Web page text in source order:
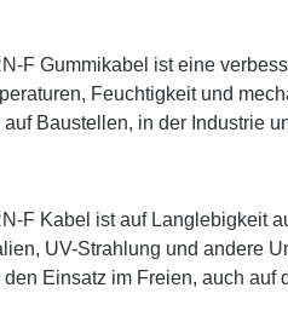
F Gummikabel ist eine
Feuchtigkeit und
Baustellen, in der Industrie
F Kabel ist auf Langlebigkeit
UV-Strahlung und andere
Einsatz im Freien, auch auf